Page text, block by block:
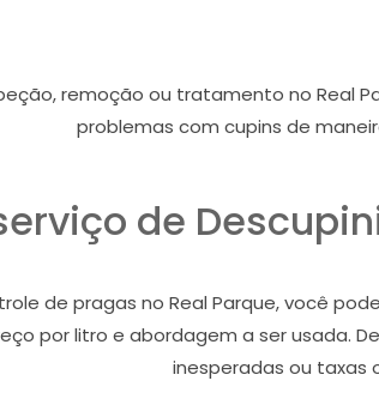
remoção ou tratamento no Real
problemas com cupins de
de
de pragas no Real Parque, você
por litro e abordagem a ser usada.
inesperadas ou taxas